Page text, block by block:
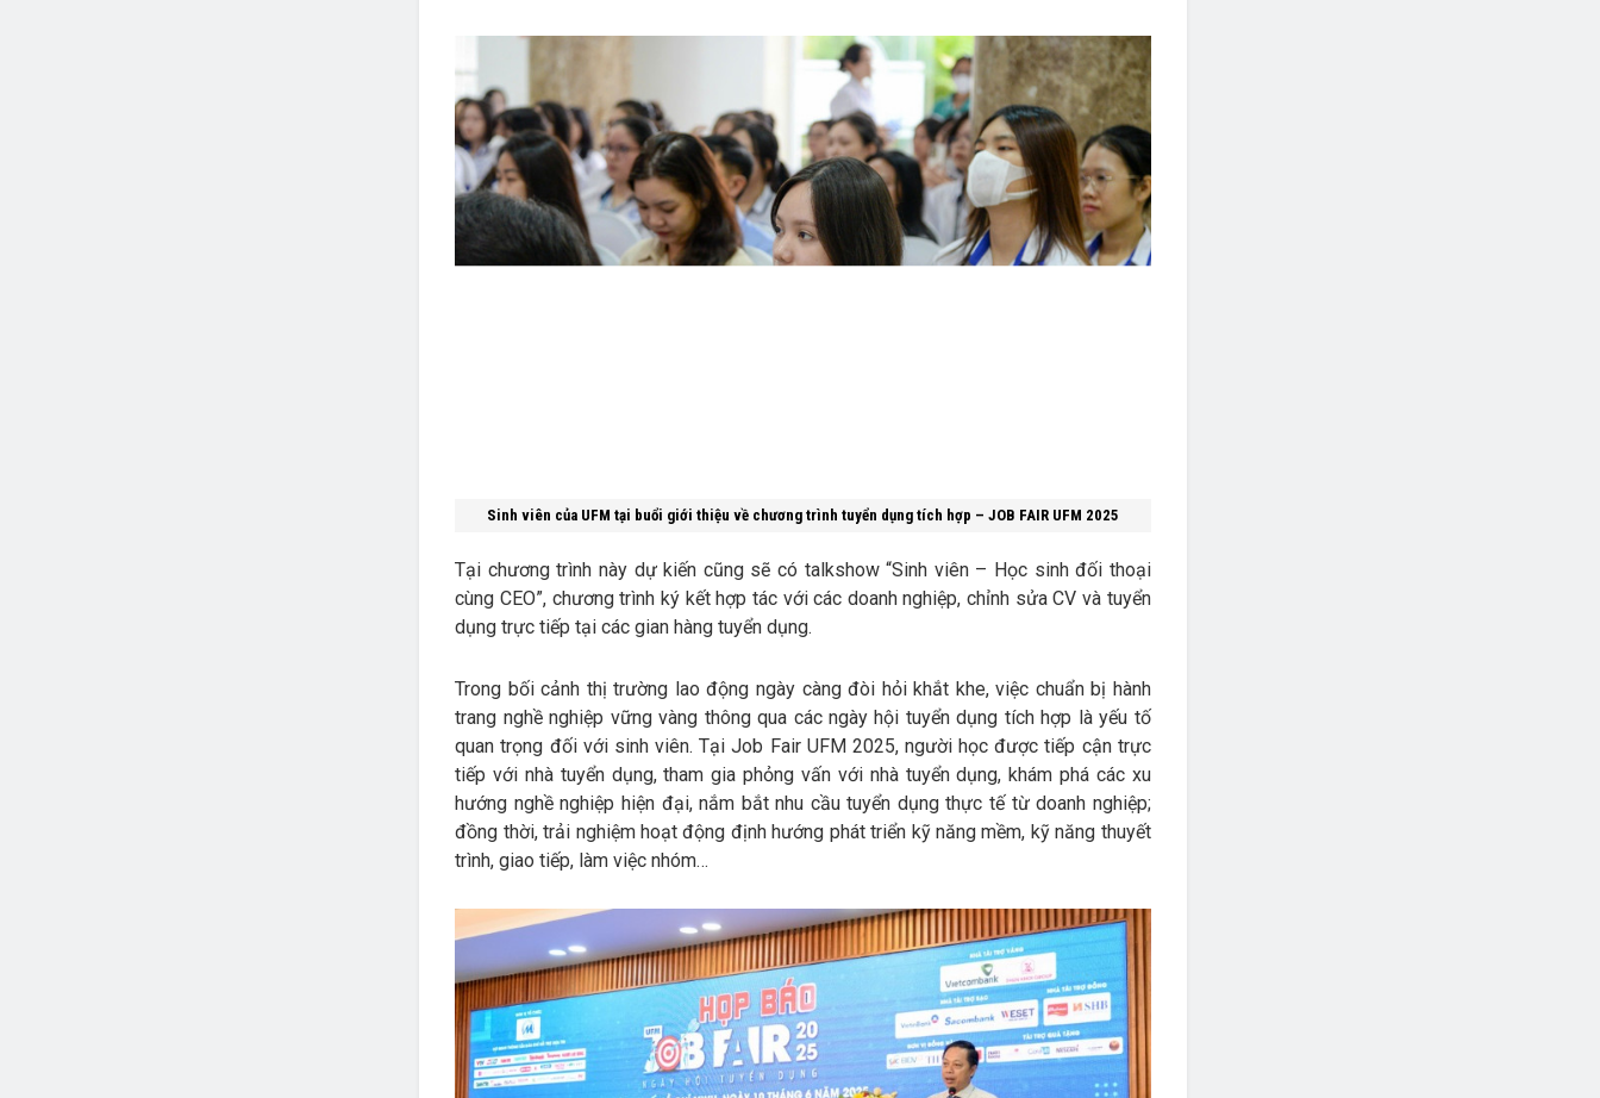
Sinh viên của UFM tại buổi giới thiệu về chương trình tuyển dụng tích hợp – JOB FAIR UFM 2025
Tại chương trình này dự kiến cũng sẽ có talkshow “Sinh viên – Học sinh đối thoại
cùng CEO”, chương trình ký kết hợp tác với các doanh nghiệp, chỉnh sửa CV và tuyển
dụng trực tiếp tại các gian hàng tuyển dụng.
Trong bối cảnh thị trường lao động ngày càng đòi hỏi khắt khe, việc chuẩn bị hành
trang nghề nghiệp vững vàng thông qua các ngày hội tuyển dụng tích hợp là yếu tố
quan trọng đối với sinh viên. Tại Job Fair UFM 2025, người học được tiếp cận trực
tiếp với nhà tuyển dụng, tham gia phỏng vấn với nhà tuyển dụng, khám phá các xu
hướng nghề nghiệp hiện đại, nắm bắt nhu cầu tuyển dụng thực tế từ doanh nghiệp;
đồng thời, trải nghiệm hoạt động định hướng phát triển kỹ năng mềm, kỹ năng thuyết
trình, giao tiếp, làm việc nhóm…